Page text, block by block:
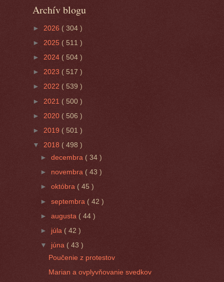
Archív blogu
► 2026 ( 304 )
► 2025 ( 511 )
► 2024 ( 504 )
► 2023 ( 517 )
► 2022 ( 539 )
► 2021 ( 500 )
► 2020 ( 506 )
► 2019 ( 501 )
▼ 2018 ( 498 )
►decembra ( 34 )
► novembra ( 43 )
►októbra ( 45 )
►septembra ( 42 )
►augusta( 44 )
► júla ( 42 )
▼ júna ( 43 )
Poučenie z protestov
Marian a ovplyvňovanie svedkov